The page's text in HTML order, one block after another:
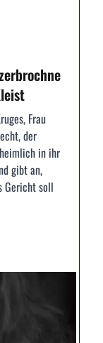
Frau
der
in ihr
gibt an,
Gericht soll